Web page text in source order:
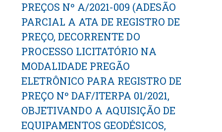
PREÇOS Nº A/2021-009 (ADESÃO
PARCIAL A ATA DE REGISTRO DE
PREÇO, DECORRENTE DO
PROCESSO LICITATÓRIO NA
MODALIDADE PREGÃO
ELETRÔNICO PARA REGISTRO DE
PREÇO Nº DAF/ITERPA 01/2021,
OBJETIVANDO A AQUISIÇÃO DE
EQUIPAMENTOS GEODÉSICOS,